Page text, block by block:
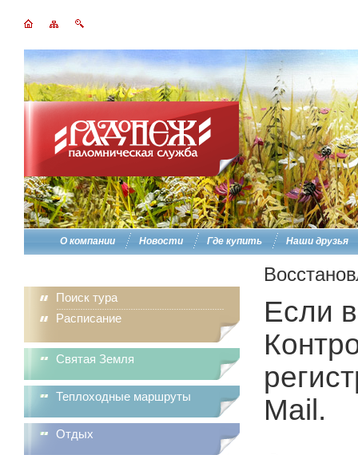
О компании Новости Где купить Наши друзья
Поиск тура
Расписание
Святая Земля
Теплоходные маршруты
Отдых
Если
Mail.